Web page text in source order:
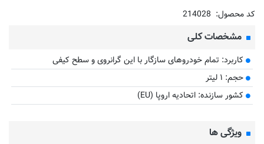
کد محصول: 214028
مشخصات کلی
کاربرد: تمام خودروهای سازگار با این گرانروی و سطح کیفی
حجم: ۱ لیتر
کشور سازنده: اتحادیه اروپا (EU)
ویژگی ها